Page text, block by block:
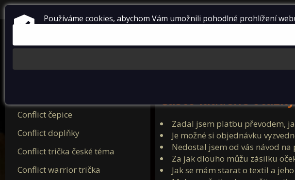
Conflict čepice
Conflict doplňky
Conflict trička české téma
Conflict warrior trička
Často kladené otázky
Zadal jsem platbu převodem,
Je možné si objednávku
Nedostal jsem od vás návod na
Za jak dlouho můžu zásilku
Jak se mám starat o textil a
Používáme cookies, abychom Vám umožnili pohodlné prohlížení